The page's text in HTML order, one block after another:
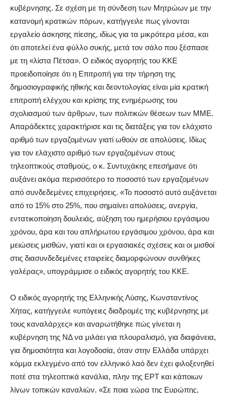
κυβέρνησης. Σε σχέση με τη σύνδεση των Μητρώων με την
κατανομή κρατικών πόρων, κατήγγειλε πως γίνονται
εργαλείο άσκησης πίεσης, ιδίως για τα μικρότερα μέσα, και
ότι αποτελεί ένα φύλλο συκής, μετά τον σάλο που ξέσπασε
με τη «λίστα Πέτσα». Ο ειδικός αγορητής του ΚΚΕ
προειδοποίησε ότι η Επιτροπή για την τήρηση της
δημοσιογραφικής ηθικής και δεοντολογίας είναι μία κρατική
επιτροπή ελέγχου και κρίσης της ενημέρωσης του
σχολιασμού των άρθρων, των πολιτικών θέσεων των ΜΜΕ.
Απαράδεκτες χαρακτήρισε και τις διατάξεις για τον ελάχιστο
αριθμό των εργαζομένων γιατί ωθούν σε απολύσεις. Ιδίως
για τον ελάχιστο αριθμό των εργαζομένων στους
τηλεοπτικούς σταθμούς, ο κ. Συντυχάκης επεσήμανε ότι
αυξάνει ακόμα περισσότερο το ποσοστό των εργαζομένων
από συνδεδεμένες επιχειρήσεις. «Το ποσοστό αυτό αυξάνεται
από το 15% στο 25%, που σημαίνει απολύσεις, ανεργία,
εντατικοποίηση δουλειάς, αύξηση του ημερήσιου εργάσιμου
χρόνου, άρα και του απλήρωτου εργάσιμου χρόνου, άρα και
μειώσεις μισθών, γιατί και οι εργασιακές σχέσεις και οι μισθοί
στις διασυνδεδεμένες εταιρείες διαμορφώνουν συνθήκες
γαλέρας», υπογράμμισε ο ειδικός αγορητής του ΚΚΕ.
Ο ειδικός αγορητής της Ελληνικής Λύσης, Κωνσταντίνος
Χήτας, κατήγγειλε «υπόγειες διαδρομές της κυβέρνησης με
τους καναλάρχες» και αναρωτήθηκε πώς γίνεται η
κυβέρνηση της ΝΔ να μιλάει για πλουραλισμό, για διαφάνεια,
για δημοσιότητα και λογοδοσία, όταν στην Ελλάδα υπάρχει
κόμμα εκλεγμένο από τον ελληνικό λαό δεν έχει φιλοξενηθεί
ποτέ στα τηλεοπτικά κανάλια, πλην της ΕΡΤ και κάποιων
λίγων τοπικών καναλιών. «Σε ποια χώρα της Ευρώπης,